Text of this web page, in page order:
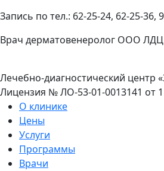
Запись по тел.: 62-25-24, 62-25-36,
Врач дерматовенеролог ООО ЛДЦ
Лечебно-диагностический центр
Лицензия № ЛО-53-01-0013141 от
О клинике
Цены
Услуги
Программы
Врачи